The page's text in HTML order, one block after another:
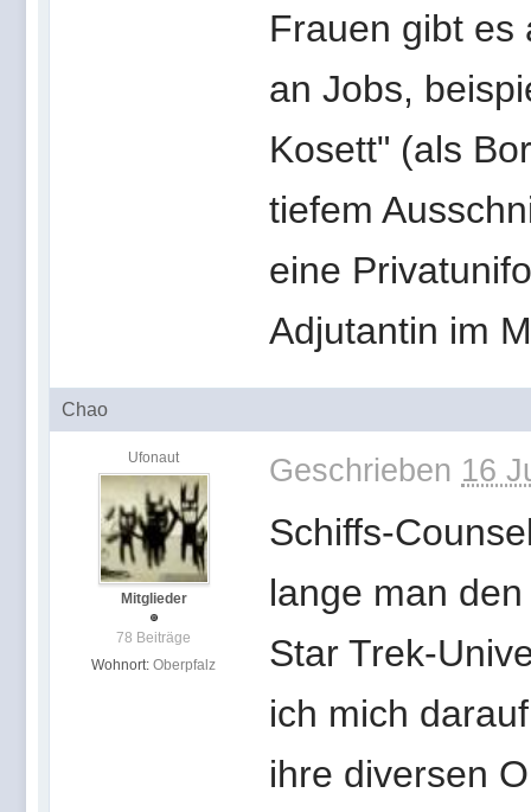
Frauen gibt es
an Jobs,
Kosett" (als
tiefem
eine
Adjutantin im
Chao
Ufonaut
Mitglieder
78 Beiträge
Wohnort: Oberpfalz
Geschrieben 16
Schiffs-
lange man
Star Trek-
ich mich
ihre diversen